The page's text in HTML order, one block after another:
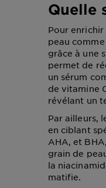
Quelle
Pour
peau
grâce à une
permet de
un sérum
de vitamine
révélant un
Par ailleurs,
en ciblant
AHA, et
grain de
la
matifie.